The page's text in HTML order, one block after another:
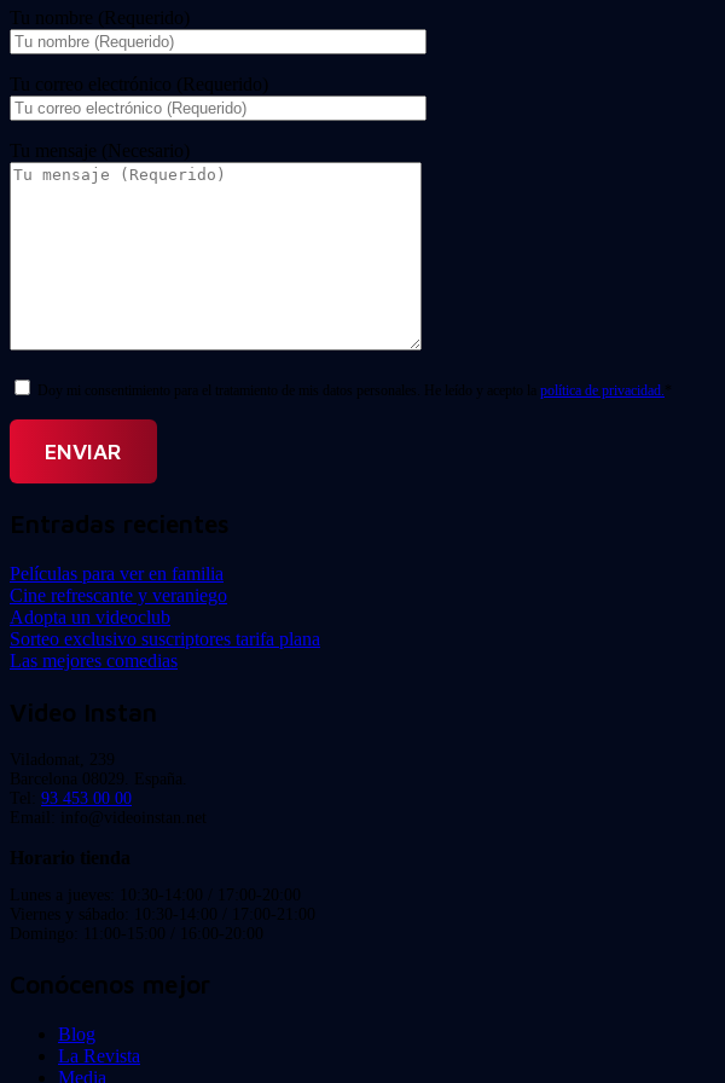
Tu nombre (Requerido)
Tu correo electrónico (Requerido)
Tu mensaje (Necesario)
Doy mi consentimiento para el tratamiento de mis datos personales. He leído y acepto la política de privacidad. *
Entradas recientes
Películas para ver en familia
Cine refrescante y veraniego
Adopta un videoclub
Sorteo exclusivo suscriptores tarifa plana
Las mejores comedias
Video Instan
Viladomat, 239
Barcelona 08029. España.
Tel: 93 453 00 00
Email: info@videoinstan.net
Horario tienda
Lunes a jueves: 10:30-14:00 / 17:00-20:00
Viernes y sábado: 10:30-14:00 / 17:00-21:00
Domingo: 11:00-15:00 / 16:00-20:00
Conócenos mejor
Blog
La Revista
Media